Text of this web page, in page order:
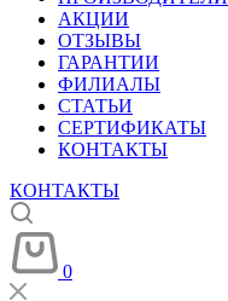
АКЦИИ
ОТЗЫВЫ
ГАРАНТИИ
ФИЛИАЛЫ
СТАТЬИ
СЕРТИФИКАТЫ
КОНТАКТЫ
КОНТАКТЫ
0